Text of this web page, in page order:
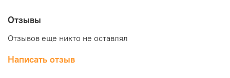
1Marka Dipsa 170*75 прямоугольная по отличной цене
можно в нашем интернет-магазине "КубикСтрой".
Отзывы
Отзывов еще никто не оставлял
Написать отзыв